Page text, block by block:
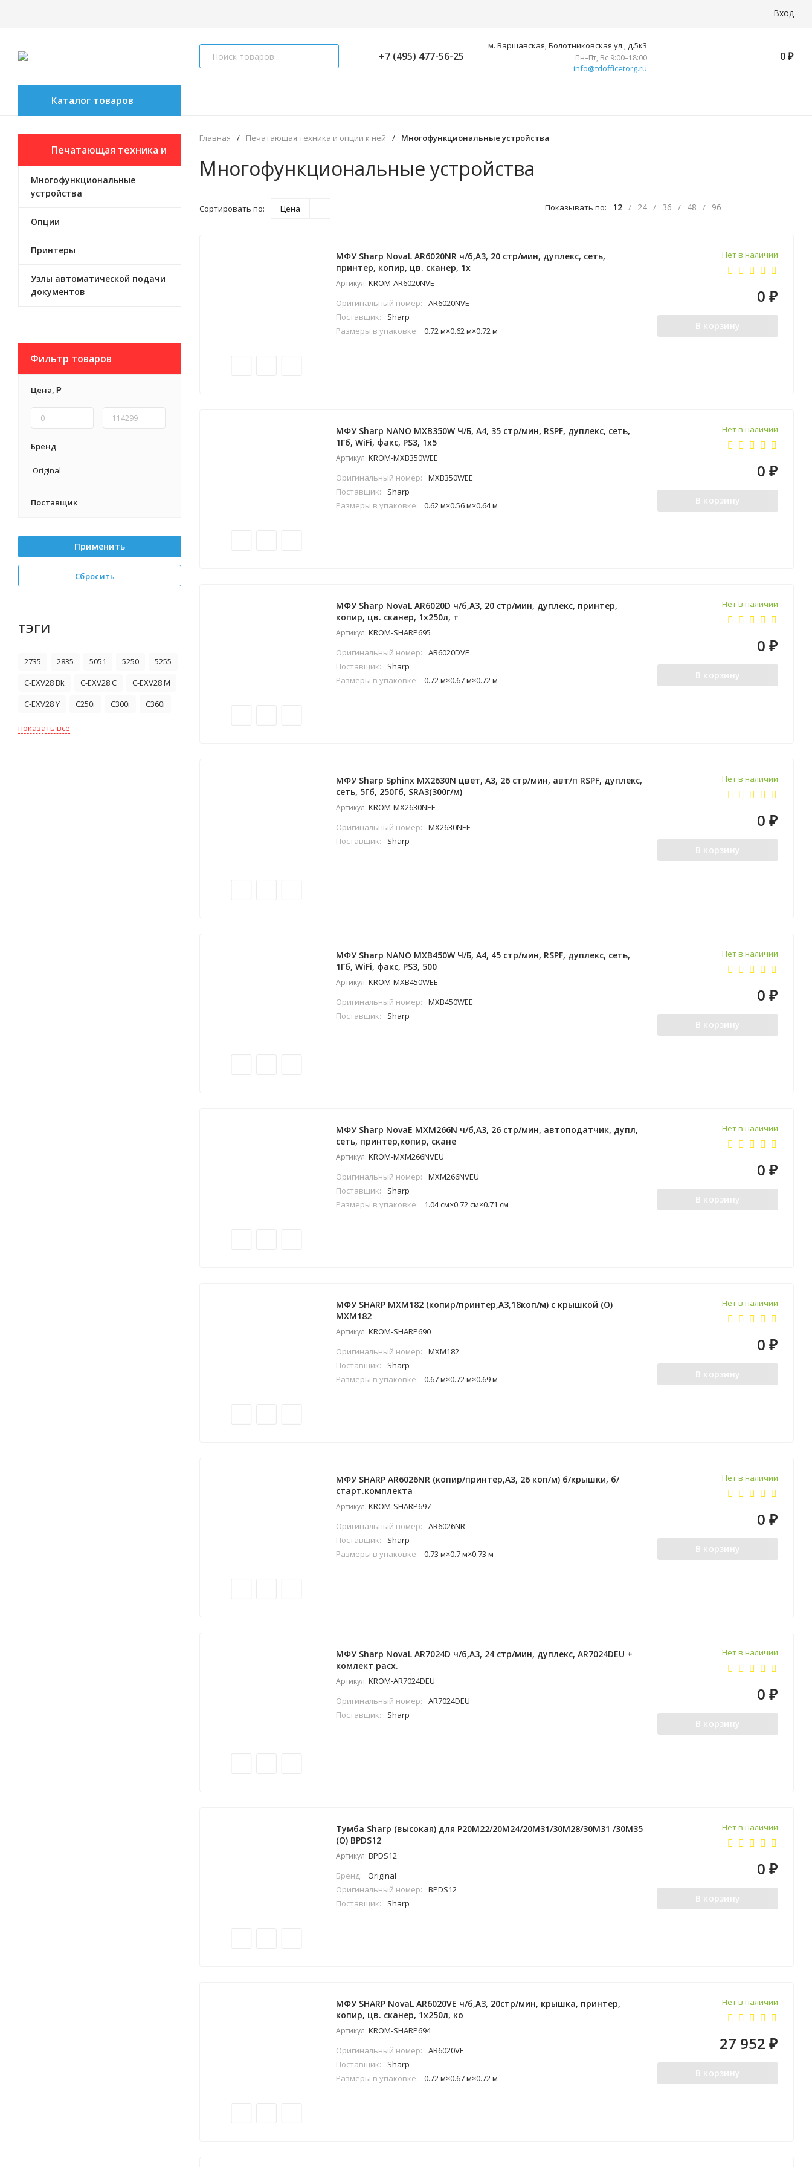
Вход
+7 (495) 477-56-25
м. Варшавская, Болотниковская ул., д.5к3
Пн–Пт, Вс 9:00–18:00
info@tdofficetorg.ru
0 ₽
Каталог товаров
Печатающая техника и
опции к ней
Многофункциональные
устройства
Опции
Принтеры
Узлы автоматической подачи
документов
Фильтр товаров
Цена, Р
Бренд
Original
Поставщик
Применить
Сбросить
ТЭГИ
2735 2835 5051 5250
5255
C-EXV28 Bk
C-EXV28 C
C-EXV28 M
C-EXV28 Y
C250i C300i C360i
показать все
Главная / Печатающая техника и опции к ней / Многофункциональные устройства
Многофункциональные устройства
Сортировать по: Цена Показывать по: 12 / 24 / 36 / 48 / 96
МФУ Sharp NovaL AR6020NR ч/б,А3, 20 стр/мин, дуплекс, сеть,
принтер, копир, цв. сканер, 1x
Артикул: KROM-AR6020NVE
Оригинальный номер:
AR6020NVE
Поставщик:
Sharp
Размеры в упаковке:
0.72 м×0.62 м×0.72 м
Нет в наличии
0 ₽
В корзину
МФУ Sharp NANO MXB350W Ч/Б, A4, 35 стр/мин, RSPF, дуплекс, сеть,
1Гб, WiFi, факс, PS3, 1x5
Артикул: KROM-MXB350WEE
Оригинальный номер:
MXB350WEE
Поставщик:
Sharp
Размеры в упаковке:
0.62 м×0.56 м×0.64 м
Нет в наличии
0 ₽
В корзину
МФУ Sharp NovaL AR6020D ч/б,А3, 20 стр/мин, дуплекс, принтер,
копир, цв. сканер, 1x250л, т
Артикул: KROM-SHARP695
Оригинальный номер:
AR6020DVE
Поставщик:
Sharp
Размеры в упаковке:
0.72 м×0.67 м×0.72 м
Нет в наличии
0 ₽
В корзину
МФУ Sharp Sphinx MX2630N цвет, A3, 26 стр/мин, авт/п RSPF, дуплекс,
сеть, 5Гб, 250Гб, SRA3(300г/м)
Артикул: KROM-MX2630NEE
Оригинальный номер:
MX2630NEE
Поставщик:
Sharp
Нет в наличии
0 ₽
В корзину
МФУ Sharp NANO MXB450W Ч/Б, A4, 45 стр/мин, RSPF, дуплекс, сеть,
1Гб, WiFi, факс, PS3, 500
Артикул: KROM-MXB450WEE
Оригинальный номер:
MXB450WEE
Поставщик:
Sharp
Нет в наличии
0 ₽
В корзину
МФУ Sharp NovaE MXM266N ч/б,А3, 26 стр/мин, автоподатчик, дупл,
сеть, принтер,копир, скане
Артикул: KROM-MXM266NVEU
Оригинальный номер:
MXM266NVEU
Поставщик:
Sharp
Размеры в упаковке:
1.04 см×0.72 см×0.71 см
Нет в наличии
0 ₽
В корзину
МФУ SHARP MXM182 (копир/принтер,А3,18коп/м) с крышкой (О)
MXM182
Артикул: KROM-SHARP690
Оригинальный номер:
MXM182
Поставщик:
Sharp
Размеры в упаковке:
0.67 м×0.72 м×0.69 м
Нет в наличии
0 ₽
В корзину
МФУ SHARP AR6026NR (копир/принтер,А3, 26 коп/м) б/крышки, б/
старт.комплекта
Артикул: KROM-SHARP697
Оригинальный номер:
AR6026NR
Поставщик:
Sharp
Размеры в упаковке:
0.73 м×0.7 м×0.73 м
Нет в наличии
0 ₽
В корзину
МФУ Sharp NovaL AR7024D ч/б,А3, 24 стр/мин, дуплекс, AR7024DEU +
комлект расх.
Артикул: KROM-AR7024DEU
Оригинальный номер:
AR7024DEU
Поставщик:
Sharp
Нет в наличии
0 ₽
В корзину
Тумба Sharp (высокая) для P20M22/20M24/20M31/30M28/30M31 /30M35
(О) BPDS12
Артикул: BPDS12
Бренд:
Original
Оригинальный номер:
BPDS12
Поставщик:
Sharp
Нет в наличии
0 ₽
В корзину
МФУ SHARP NovaL AR6020VE ч/б,А3, 20стр/мин, крышка, принтер,
копир, цв. сканер, 1x250л, ко
Артикул: KROM-SHARP694
Оригинальный номер:
AR6020VE
Поставщик:
Sharp
Размеры в упаковке:
0.72 м×0.67 м×0.72 м
Нет в наличии
27 952 ₽
В корзину